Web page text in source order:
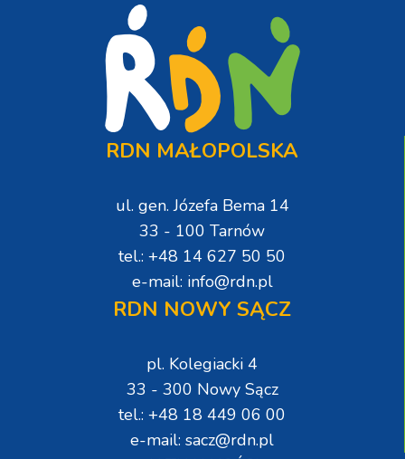
RDN MAŁOPOLSKA
ul. gen. Józefa Bema 14
33 - 100 Tarnów
tel.: +48 14 627 50 50
e-mail: info@rdn.pl
RDN NOWY SĄCZ
pl. Kolegiacki 4
33 - 300 Nowy Sącz
tel.: +48 18 449 06 00
e-mail: sacz@rdn.pl